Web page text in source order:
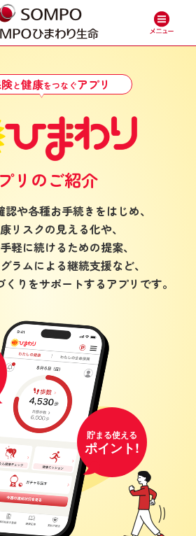
と健康をつなぐアプリ
リのご紹介
や各種お手続きをはじめ、
リスクの見える化や、
軽に続けるための提案、
ラムによる継続支援など、
りをサポートするアプリです。
貯まる使える
ポイント!